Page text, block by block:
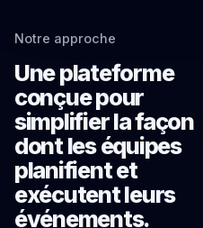
Notre approche
Une plateforme
conçue pour
simplifier la façon
dont les équipes
planifient et
exécutent leurs
événements.